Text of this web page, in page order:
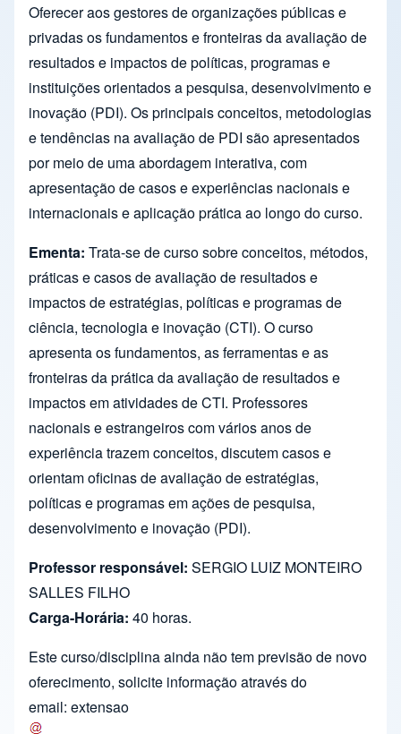
Oferecer aos gestores de organizações públicas e
privadas os fundamentos e fronteiras da avaliação de
resultados e impactos de políticas, programas e
instituições orientados a pesquisa, desenvolvimento e
inovação (PDI). Os principais conceitos, metodologias
e tendências na avaliação de PDI são apresentados
por meio de uma abordagem interativa, com
apresentação de casos e experiências nacionais e
internacionais e aplicação prática ao longo do curso.
Ementa: Trata-se de curso sobre conceitos, métodos,
práticas e casos de avaliação de resultados e
impactos de estratégias, políticas e programas de
ciência, tecnologia e inovação (CTI). O curso
apresenta os fundamentos, as ferramentas e as
fronteiras da prática da avaliação de resultados e
impactos em atividades de CTI. Professores
nacionais e estrangeiros com vários anos de
experiência trazem conceitos, discutem casos e
orientam oficinas de avaliação de estratégias,
políticas e programas em ações de pesquisa,
desenvolvimento e inovação (PDI).
Professor responsável: SERGIO LUIZ MONTEIRO
SALLES FILHO
Carga-Horária: 40 horas.
Este curso/disciplina ainda não tem previsão de novo
oferecimento, solicite informação através do
email: extensao